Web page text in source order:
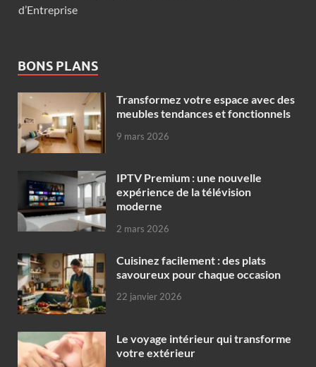
d’Entreprise
BONS PLANS
Transformez votre espace avec des
meubles tendances et fonctionnels
9 mars 2026
IPTV Premium : une nouvelle
expérience de la télévision
moderne
2 mars 2026
Cuisinez facilement : des plats
savoureux pour chaque occasion
22 janvier 2026
Le voyage intérieur qui transforme
votre extérieur